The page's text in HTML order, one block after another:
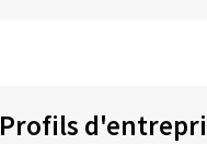
Profils